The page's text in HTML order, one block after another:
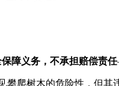
障义务，不承担赔偿责任
攀爬树木的危险性，但